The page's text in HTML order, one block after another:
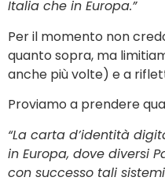
Italia che in Europa.”
Per il momento non
quanto sopra, ma
anche più volte) e a
Proviamo a prendere
“La carta d’identità
in Europa, dove diversi
con successo tali